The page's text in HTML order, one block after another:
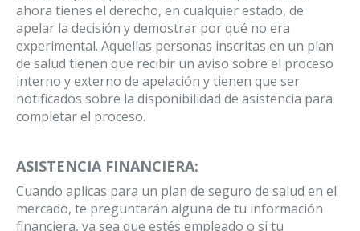
ahora tienes el derecho, en cualquier estado, de
apelar la decisión y demostrar por qué no era
experimental. Aquellas personas inscritas en un plan
de salud tienen que recibir un aviso sobre el proceso
interno y externo de apelación y tienen que ser
notificados sobre la disponibilidad de asistencia para
completar el proceso.
ASISTENCIA FINANCIERA:
Cuando aplicas para un plan de seguro de salud en el
mercado, te preguntarán alguna de tu información
financiera, ya sea que estés empleado o si tu